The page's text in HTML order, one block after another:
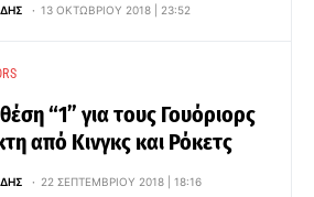
13 ΟΚΤΩΒΡΊΟΥ 2018 | 23:52
“1” για τους Γουόριορς
από Κινγκς και Ρόκετς
22 ΣΕΠΤΕΜΒΡΊΟΥ 2018 | 18:16